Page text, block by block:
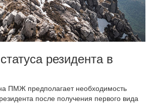
резидента в
ПМЖ предполагает необходимость
после получения первого вида